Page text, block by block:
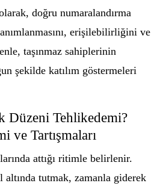
doğru numaralandırma
erişilebilirliğini ve
taşınmaz sahiplerinin
şekilde katılım göstermeleri
Düzeni Tehlikedemi?
ve Tartışmaları
attığı ritimle belirlenir.
tutmak, zamanla giderek